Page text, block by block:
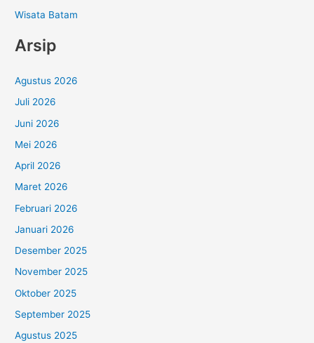
Wisata Batam
Arsip
Agustus 2026
Juli 2026
Juni 2026
Mei 2026
April 2026
Maret 2026
Februari 2026
Januari 2026
Desember 2025
November 2025
Oktober 2025
September 2025
Agustus 2025